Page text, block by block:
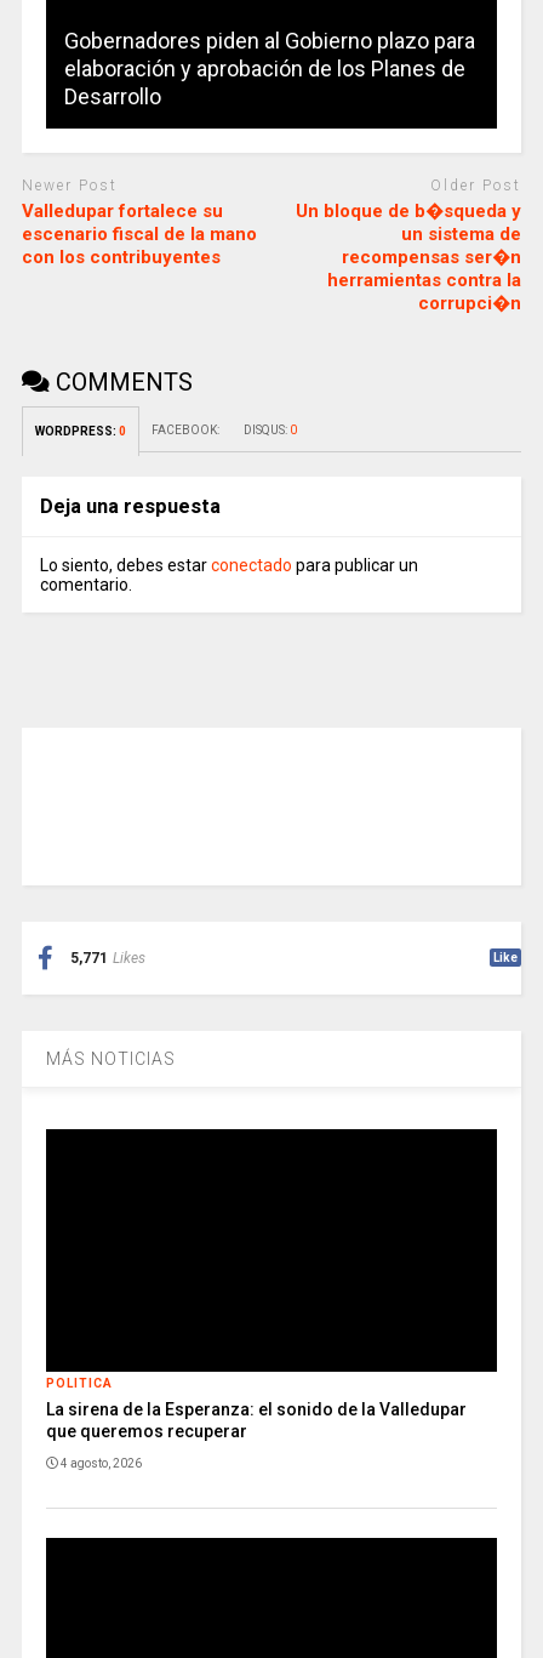
Gobernadores piden al Gobierno plazo para
elaboración y aprobación de los Planes de
Desarrollo
Newer Post
Valledupar fortalece su
escenario fiscal de la mano
con los contribuyentes
Older Post
Un bloque de b�squeda y
un sistema de
recompensas ser�n
herramientas contra la
corrupci�n
COMMENTS
WORDPRESS: 0 FACEBOOK: DISQUS: 0
Deja una respuesta
Lo siento, debes estarconectado para publicar un
comentario.
5,771 Likes Like
MÁS NOTICIAS
POLITICA
La sirena de la Esperanza: el sonido de la Valledupar
que queremos recuperar
4 agosto, 2026